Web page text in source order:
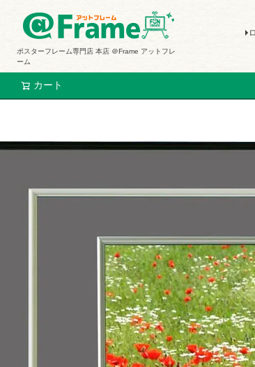
ポスターフレーム専門店 本店 ＠Frame アットフレ
ーム
カート